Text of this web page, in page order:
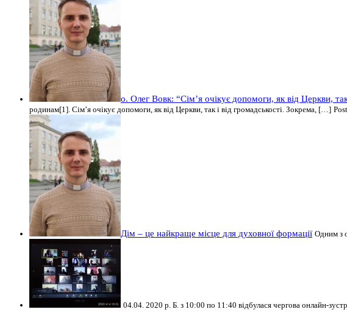
о. Олег Вовк: “Сім’я очікує допомоги, як від Церкви, так
родинам[1]. Сім’я очікує допомоги, як від Церкви, так і від громадськості. Зокрема, […]
Дім – це найкраще місце для духовної формації Одним з
04.04. 2020 р. Б. з 10:00 по 11:40 відбулася чергова онлайн-